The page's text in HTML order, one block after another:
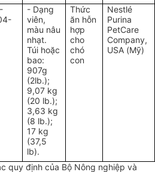
- Dạng
viên,
màu nâu
nhạt.
Túi hoặc
bao:
907g
(2lb.);
9,07 kg
(20 lb.);
3,63 kg
(8 lb.);
17 kg
(37,5
lb).
Thức
ăn hỗn
hợp
cho
chó
con
Nestlé
Purina
PetCare
Company,
USA (Mỹ)
quy định của Bộ Nông nghiệp và